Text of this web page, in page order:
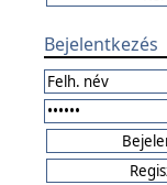
Bejelentkezés